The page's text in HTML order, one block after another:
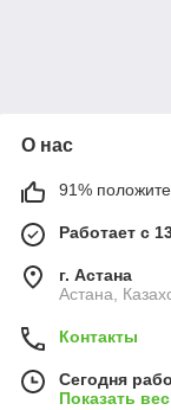
О нас
91%
Работает с
г. Астана
Астана,
Контакты
Сегодня
Показать